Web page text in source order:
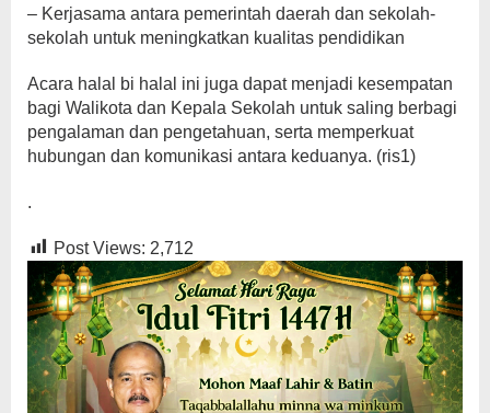
– Kerjasama antara pemerintah daerah dan sekolah-
sekolah untuk meningkatkan kualitas pendidikan
Acara halal bi halal ini juga dapat menjadi kesempatan
bagi Walikota dan Kepala Sekolah untuk saling berbagi
pengalaman dan pengetahuan, serta memperkuat
hubungan dan komunikasi antara keduanya. (ris1)
.
Post Views: 2,712